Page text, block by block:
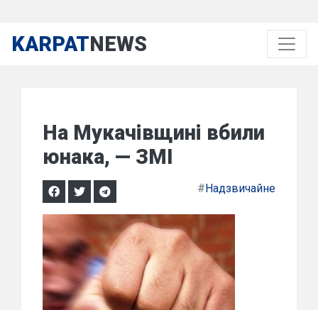
KARPATNEWS
На Мукачівщині вбили
юнака, — ЗМІ
#Надзвичайне